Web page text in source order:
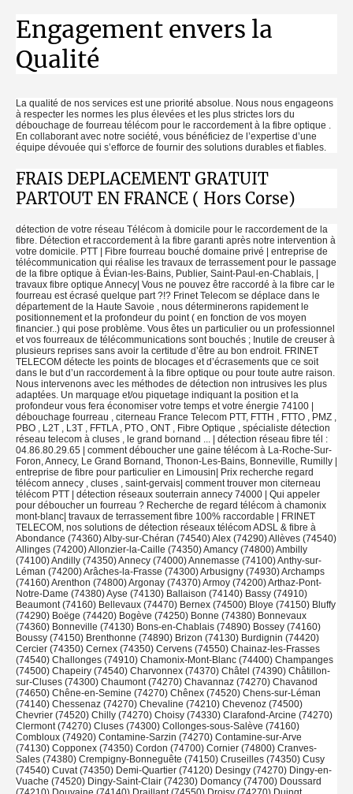
Engagement envers la
Qualité
La qualité de nos services est une priorité absolue. Nous nous engageons
à respecter les normes les plus élevées et les plus strictes lors du
débouchage de fourreau télécom pour le raccordement à la fibre optique .
En collaborant avec notre société, vous bénéficiez de l’expertise d’une
équipe dévouée qui s’efforce de fournir des solutions durables et fiables.
FRAIS DEPLACEMENT GRATUIT
PARTOUT EN FRANCE ( Hors Corse)
détection de votre réseau Télécom à domicile pour le raccordement de la
fibre. Détection et raccordement à la fibre garanti après notre intervention à
votre domicile. PTT | Fibre fourreau bouché domaine privé | entreprise de
télécommunication qui réalise les travaux de terrassement pour le passage
de la fibre optique à Évian-les-Bains, Publier, Saint-Paul-en-Chablais, |
travaux fibre optique Annecy| Vous ne pouvez être raccordé à la fibre car le
fourreau est écrasé quelque part ?!? Frinet Telecom se déplace dans le
département de la Haute Savoie , nous déterminerons rapidement le
positionnement et la profondeur du point ( en fonction de vos moyen
financier..) qui pose problème. Vous êtes un particulier ou un professionnel
et vos fourreaux de télécommunications sont bouchés ; Inutile de creuser à
plusieurs reprises sans avoir la certitude d’être au bon endroit. FRINET
TELECOM détecte les points de blocages et d’écrasements que ce soit
dans le but d’un raccordement à la fibre optique ou pour toute autre raison.
Nous intervenons avec les méthodes de détection non intrusives les plus
adaptées. Un marquage et/ou piquetage indiquant la position et la
profondeur vous fera économiser votre temps et votre énergie 74100 |
débouchage fourreau , citerneau France Telecom PTT, FTTH , FTTO , PMZ ,
PBO , L2T , L3T , FFTLA , PTO , ONT , Fibre Optique , spécialiste détection
réseau telecom à cluses , le grand bornand ... | détection réseau fibre tél :
04.86.80.29.65 | comment déboucher une gaine télécom à La-Roche-Sur-
Foron, Annecy, Le Grand Bornand, Thonon-Les-Bains, Bonneville, Rumilly |
entreprise de fibre pour particulier en Limousin| Prix recherche regard
télécom annecy , cluses , saint-gervais| comment trouver mon citerneau
télécom PTT | détection réseaux souterrain annecy 74000 | Qui appeler
pour déboucher un fourreau ? Recherche de regard télécom à chamonix
mont-blanc| travaux de terrassement fibre 100% raccordable | FRINET
TELECOM, nos solutions de détection réseaux télécom ADSL & fibre à
Abondance (74360) Alby-sur-Chéran (74540) Alex (74290) Allèves (74540)
Allinges (74200) Allonzier-la-Caille (74350) Amancy (74800) Ambilly
(74100) Andilly (74350) Annecy (74000) Annemasse (74100) Anthy-sur-
Léman (74200) Arâches-la-Frasse (74300) Arbusigny (74930) Archamps
(74160) Arenthon (74800) Argonay (74370) Armoy (74200) Arthaz-Pont-
Notre-Dame (74380) Ayse (74130) Ballaison (74140) Bassy (74910)
Beaumont (74160) Bellevaux (74470) Bernex (74500) Bloye (74150) Bluffy
(74290) Boëge (74420) Bogève (74250) Bonne (74380) Bonnevaux
(74360) Bonneville (74130) Bons-en-Chablais (74890) Bossey (74160)
Boussy (74150) Brenthonne (74890) Brizon (74130) Burdignin (74420)
Cercier (74350) Cernex (74350) Cervens (74550) Chainaz-les-Frasses
(74540) Challonges (74910) Chamonix-Mont-Blanc (74400) Champanges
(74500) Chapeiry (74540) Charvonnex (74370) Châtel (74390) Châtillon-
sur-Cluses (74300) Chaumont (74270) Chavannaz (74270) Chavanod
(74650) Chêne-en-Semine (74270) Chênex (74520) Chens-sur-Léman
(74140) Chessenaz (74270) Chevaline (74210) Chevenoz (74500)
Chevrier (74520) Chilly (74270) Choisy (74330) Clarafond-Arcine (74270)
Clermont (74270) Cluses (74300) Collonges-sous-Salève (74160)
Combloux (74920) Contamine-Sarzin (74270) Contamine-sur-Arve
(74130) Copponex (74350) Cordon (74700) Cornier (74800) Cranves-
Sales (74380) Crempigny-Bonneguête (74150) Cruseilles (74350) Cusy
(74540) Cuvat (74350) Demi-Quartier (74120) Desingy (74270) Dingy-en-
Vuache (74520) Dingy-Saint-Clair (74230) Domancy (74700) Doussard